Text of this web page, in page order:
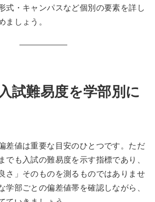
式・キャンパスなど個別の要素を詳し
ましょう。
試難易度を学部別に
差値は重要な目安のひとつです。ただ
でも入試の難易度を示す指標であり、
さ」そのものを測るものではありませ
学部ごとの偏差値帯を確認しながら、